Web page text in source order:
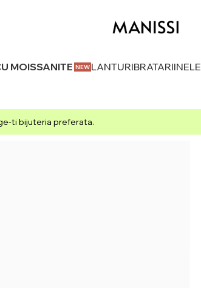
MOISSANITE LANTURIBRATARIINELE
ti bijuteria preferata.